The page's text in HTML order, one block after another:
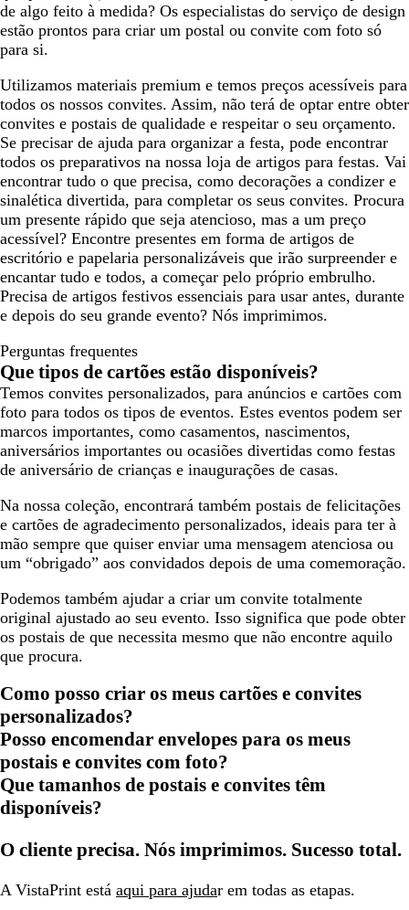
de algo feito à medida? Os especialistas do serviço de design
estão prontos para criar um postal ou convite com foto só
para si.
Utilizamos materiais premium e temos preços acessíveis para
todos os nossos convites. Assim, não terá de optar entre obter
convites e postais de qualidade e respeitar o seu orçamento.
Se precisar de ajuda para organizar a festa, pode encontrar
todos os preparativos na nossa loja de artigos para festas. Vai
encontrar tudo o que precisa, como decorações a condizer e
sinalética divertida, para completar os seus convites. Procura
um presente rápido que seja atencioso, mas a um preço
acessível? Encontre presentes em forma de artigos de
escritório e papelaria personalizáveis que irão surpreender e
encantar tudo e todos, a começar pelo próprio embrulho.
Precisa de artigos festivos essenciais para usar antes, durante
e depois do seu grande evento? Nós imprimimos.
Perguntas frequentes
Que tipos de cartões estão disponíveis?
Temos convites personalizados, para anúncios e cartões com
foto para todos os tipos de eventos. Estes eventos podem ser
marcos importantes, como casamentos, nascimentos,
aniversários importantes ou ocasiões divertidas como festas
de aniversário de crianças e inaugurações de casas.
Na nossa coleção, encontrará também postais de felicitações
e cartões de agradecimento personalizados, ideais para ter à
mão sempre que quiser enviar uma mensagem atenciosa ou
um “obrigado” aos convidados depois de uma comemoração.
Podemos também ajudar a criar um convite totalmente
original ajustado ao seu evento. Isso significa que pode obter
os postais de que necessita mesmo que não encontre aquilo
que procura.
Como posso criar os meus cartões e convites
personalizados?
Posso encomendar envelopes para os meus
postais e convites com foto?
Que tamanhos de postais e convites têm
disponíveis?
O cliente precisa. Nós imprimimos. Sucesso total.
A VistaPrint está aqui para ajudar em todas as etapas.